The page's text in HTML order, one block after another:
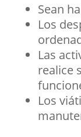
Sean
Los
Las
realice
Los